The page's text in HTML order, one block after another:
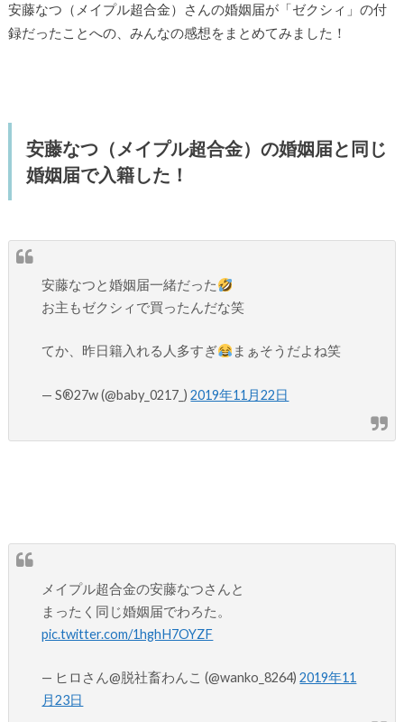
安藤なつ（メイプル超合金）さんの婚姻届が「ゼクシィ」の付
録だったことへの、みんなの感想をまとめてみました！
安藤なつ（メイプル超合金）の婚姻届と同じ
婚姻届で入籍した！
安藤なつと婚姻届一緒だった
お主もゼクシィで買ったんだな笑
てか、昨日籍入れる人多すぎ まぁそうだよね笑
— S®️27w (@baby_0217_)2019年11月22日
メイプル超合金の安藤なつさんと
まったく同じ婚姻届でわろた。
pic.twitter.com/1hghH7OYZF
— ヒロさん@脱社畜わんこ (@wanko_8264)2019年11
月23日